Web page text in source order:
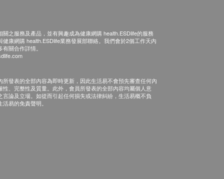
關之服務及產品，並有興趣成為健康網購 health.ESDlife的服務
健康網購 health.ESDlife業務發展部聯絡。我們會於2個工作天內
關合作詳情。
所發表的全部內容為即時更新，因此生活易不會預先審查任何內
性、完整性及質量。此外，會員所發表的全部內容均屬個人意
言論及立場。如從而引起任何損失或法律糾紛，生活易概不負
易的免責聲明。